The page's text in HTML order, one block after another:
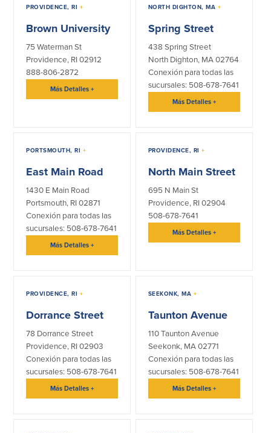
PROVIDENCE, RI +
Brown University
75 Waterman St
Providence, RI 02912
888-806-2872
Más Detalles+
NORTH DIGHTON, MA +
Spring Street
438 Spring Street
North Dighton, MA 02764
Conexión para todas las
sucursales: 508-678-7641
Más Detalles +
PORTSMOUTH, RI +
East Main Road
1430 E Main Road
Portsmouth, RI 02871
Conexión para todas las
sucursales: 508-678-7641
Más Detalles+
PROVIDENCE, RI+
North Main Street
695 N Main St
Providence, RI 02904
508-678-7641
Más Detalles +
PROVIDENCE, RI +
Dorrance Street
78 Dorrance Street
Providence, RI 02903
Conexión para todas las
sucursales: 508-678-7641
Más Detalles+
SEEKONK, MA +
Taunton Avenue
110 Taunton Avenue
Seekonk, MA 02771
Conexión para todas las
sucursales: 508-678-7641
Más Detalles +